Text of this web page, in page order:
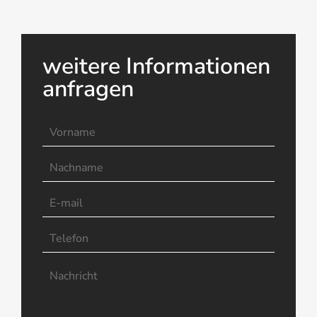
weitere Informationen
anfragen